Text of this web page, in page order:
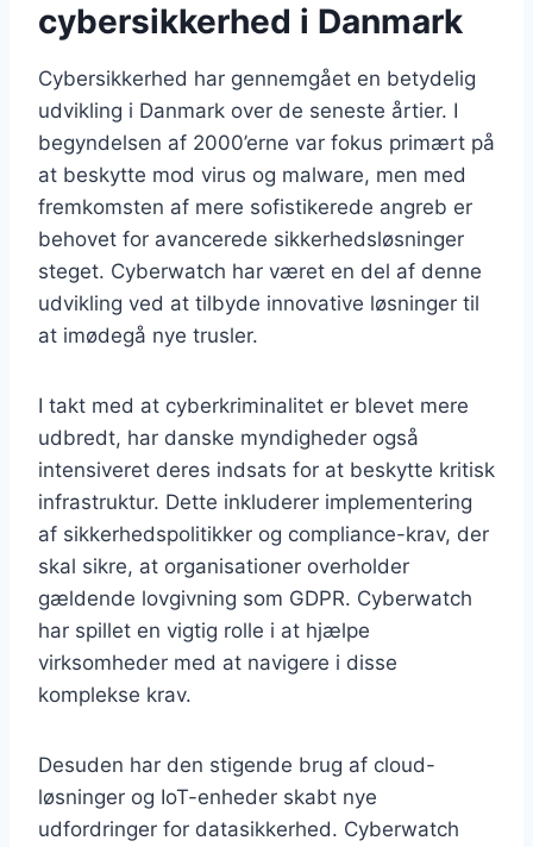
cybersikkerhed i Danmark
Cybersikkerhed har gennemgået en betydelig
udvikling i Danmark over de seneste årtier. I
begyndelsen af 2000’erne var fokus primært på
at beskytte mod virus og malware, men med
fremkomsten af mere sofistikerede angreb er
behovet for avancerede sikkerhedsløsninger
steget. Cyberwatch har været en del af denne
udvikling ved at tilbyde innovative løsninger til
at imødegå nye trusler.
I takt med at cyberkriminalitet er blevet mere
udbredt, har danske myndigheder også
intensiveret deres indsats for at beskytte kritisk
infrastruktur. Dette inkluderer implementering
af sikkerhedspolitikker og compliance-krav, der
skal sikre, at organisationer overholder
gældende lovgivning som GDPR. Cyberwatch
har spillet en vigtig rolle i at hjælpe
virksomheder med at navigere i disse
komplekse krav.
Desuden har den stigende brug af cloud-
løsninger og IoT-enheder skabt nye
udfordringer for datasikkerhed. Cyberwatch